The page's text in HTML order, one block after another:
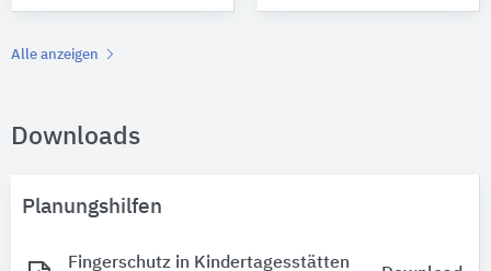
Alle anzeigen
Downloads
Planungshilfen
Fingerschutz in Kindertagesstätten